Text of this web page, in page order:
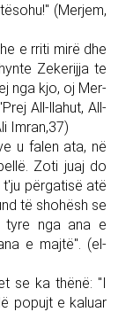
(Merjem,
e rriti mirë dhe
Zekerijja te
nga kjo, oj Mer­
All-llahut, All-
Imran,37)
u falen ata, në
Zoti juaj do
përgatisë atë
të shohësh se
tyre nga ana e
e majtë". (el-
se ka thënë: "I
popujt e kaluar